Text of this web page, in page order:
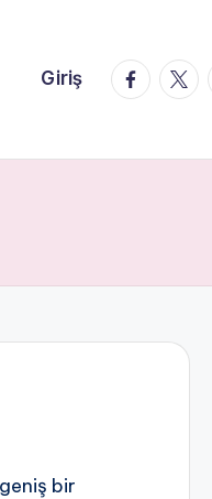
Giriş
bir